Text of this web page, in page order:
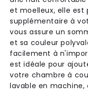
et moelleux, elle
supplémentaire à
vous assure un
et sa couleur
facilement à
est idéale pour
votre chambre à
lavable en